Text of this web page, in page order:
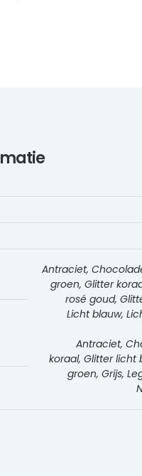
Antraciet,
groen, Glitter
rosé goud,
Licht blauw,
Antraciet,
koraal, Glitter licht
groen, Grijs,